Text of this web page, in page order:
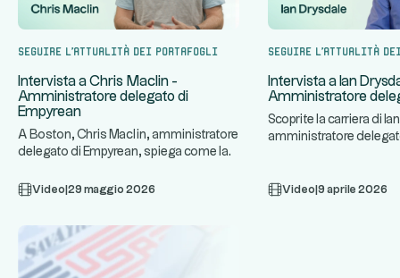
Seguire l'attualità dei portafogli
Intervista a Chris Maclin -
Amministratore delegato di
Empyrean
A Boston, Chris Maclin, amministratore
delegato di Empyrean, spiega come la
Video 29 maggio 2026
Seguire l'attualità
Intervista a Ian
Amministratore
Scoprite la carriera di
amministratore
Video 9 aprile 2026